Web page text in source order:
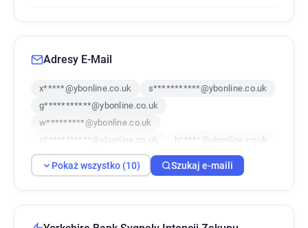
Adresy E-Mail
x*****@ybonline.co.uk
s***********@ybonline.co.uk
g***********@ybonline.co.uk
w*********@ybonline.co.uk
c***********@ybonline.co.uk
h*****@ybonline.co.uk
y**********@ybonline.co.uk
v*******@ybonline.co.uk
n********@ybonline.co.uk
Pokaż wszystko (10) Szukaj e-maili